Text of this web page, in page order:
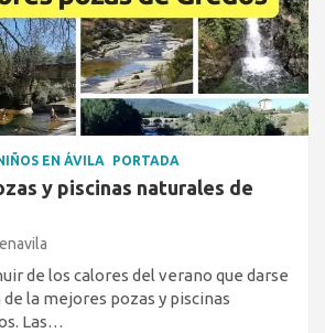
EN ÁVILA PORTADA
y piscinas naturales de
de los calores del verano que darse
la mejores pozas y piscinas
Las…